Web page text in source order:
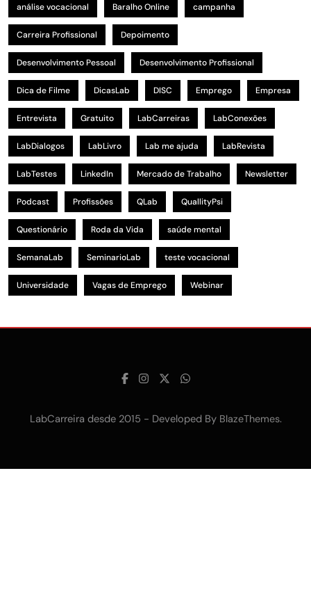
análise vocacional Baralho Online campanha
Carreira Profissional Depoimento
Desenvolvimento Pessoal Desenvolvimento Profissional
Dica de Filme DicasLab DISC Emprego Empresa
Entrevista Gratuito LabCarreiras LabConexões
LabDialogos LabLivro Lab me ajuda LabRevista
LabTestes LinkedIn Mercado de Trabalho Newsletter
Podcast Profissões QLab QuallityPsi
Questionário Roda da Vida saúde mental
SemanaLab SeminarioLab teste vocacional
Universidade Vagas de Emprego Webinar
LabCarreira desde 2015 - Developed By BlazeThemes.